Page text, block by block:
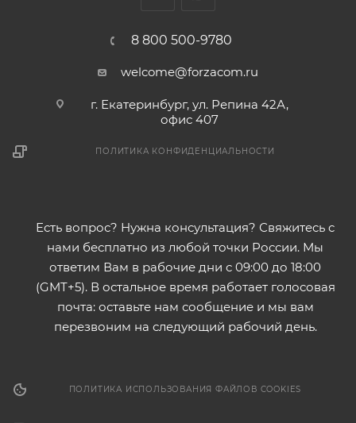
8 800 500-9780
welcome@forzacom.ru
г. Екатеринбург, ул. Репина 42А,
офис 407
ПОЛИТИКА КОНФИДЕНЦИАЛЬНОСТИ
Есть вопрос? Нужна консультация? Свяжитесь с
нами бесплатно из любой точки России. Мы
ответим Вам в рабочие дни с 09:00 до 18:00
(GMT+5). В остальное время работает голосовая
почта: оставьте нам сообщение и мы вам
перезвоним на следующий рабочий день.
ПОЛИТИКА ИСПОЛЬЗОВАНИЯ ФАЙЛОВ COOKIES